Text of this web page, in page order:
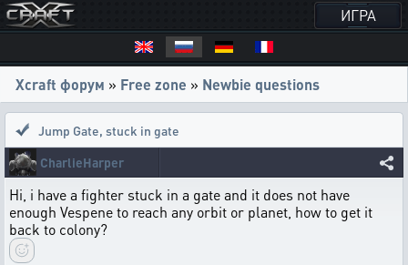
ИГРА
Xcraft форум » Free zone » Newbie questions
Jump Gate, stuck in gate
CharlieHarper
Hi, i have a fighter stuck in a gate and it does not have
enough Vespene to reach any orbit or planet, how to get it
back to colony?